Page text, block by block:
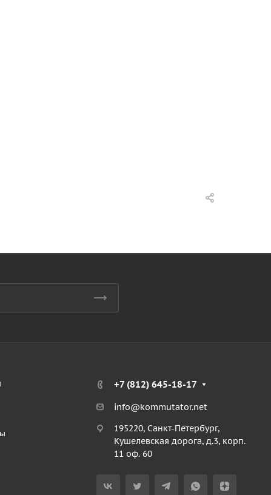
+7 (812) 645-18-17
info@kommutator.net
195220, Санкт-Петербург,
Кушелевская дорога, д.3, корп.
11 оф. 60